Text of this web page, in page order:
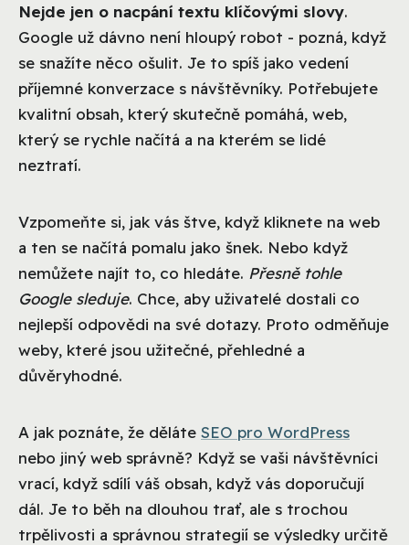
Nejde jen o nacpání textu klíčovými slovy.
Google už dávno není hloupý robot - pozná, když
se snažíte něco ošulit. Je to spíš jako vedení
příjemné konverzace s návštěvníky. Potřebujete
kvalitní obsah, který skutečně pomáhá, web,
který se rychle načítá a na kterém se lidé
neztratí.
Vzpomeňte si, jak vás štve, když kliknete na web
a ten se načítá pomalu jako šnek. Nebo když
nemůžete najít to, co hledáte. Přesně tohle
Google sleduje. Chce, aby uživatelé dostali co
nejlepší odpovědi na své dotazy. Proto odměňuje
weby, které jsou užitečné, přehledné a
důvěryhodné.
A jak poznáte, že děláte SEO pro WordPress
nebo jiný web správně? Když se vaši návštěvníci
vrací, když sdílí váš obsah, když vás doporučují
dál. Je to běh na dlouhou trať, ale s trochou
trpělivosti a správnou strategií se výsledky určitě